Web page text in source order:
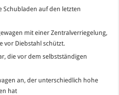
Schubladen auf den letzten
mit einer Zentralverriegelung,
vor Diebstahl schützt.
die vor dem selbstständigen
an, der unterschiedlich hohe
hat